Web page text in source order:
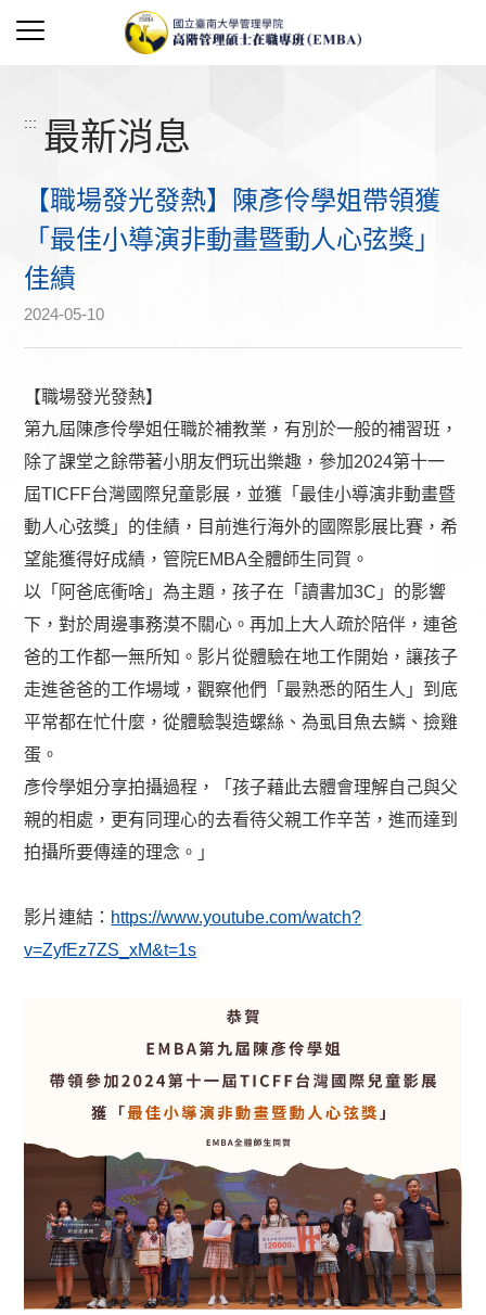
::: 最新消息
【職場發光發熱】陳彥伶學姐帶領獲
「最佳小導演非動畫暨動人心弦獎」
佳績
2024-05-10
【職場發光發熱】
第九屆陳彥伶學姐任職於補教業，有別於一般的補習班，
除了課堂之餘帶著小朋友們玩出樂趣，參加2024第十一
屆TICFF台灣國際兒童影展，並獲「最佳小導演非動畫暨
動人心弦獎」的佳績，目前進行海外的國際影展比賽，希
望能獲得好成績，管院EMBA全體師生同賀。
以「阿爸底衝啥」為主題，孩子在「讀書加3C」的影響
下，對於周邊事務漠不關心。再加上大人疏於陪伴，連爸
爸的工作都一無所知。影片從體驗在地工作開始，讓孩子
走進爸爸的工作場域，觀察他們「最熟悉的陌生人」到底
平常都在忙什麼，從體驗製造螺絲、為虱目魚去鱗、撿雞
蛋。
彥伶學姐分享拍攝過程，「孩子藉此去體會理解自己與父
親的相處，更有同理心的去看待父親工作辛苦，進而達到
拍攝所要傳達的理念。」
影片連結： https://www.youtube.com/watch?
v=ZyfEz7ZS_xM&t=1s